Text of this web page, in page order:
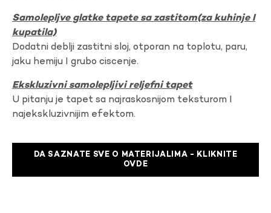
Samolepljve glatke tapete sa zastitom(za kuhinje I
kupatila)
Dodatni deblji zastitni sloj, otporan na toplotu, paru,
jaku hemiju I grubo ciscenje.
Ekskluzivni samolepljivi reljefni tapet
U pitanju je tapet sa najraskosnijom teksturom I
najekskluzivnijim efektom.
DA SAZNATE SVE O MATERIJALIMA - KLIKNITE
OVDE